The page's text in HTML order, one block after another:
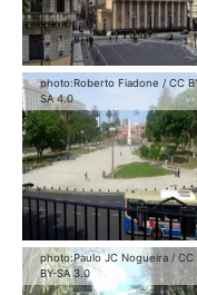
photo:Roberto Fiadone / CC
SA 4.0
photo:Paulo JC Nogueira / CC
BY-SA 3.0